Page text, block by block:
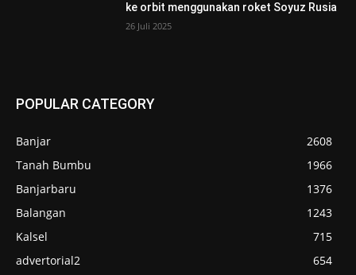
ke orbit menggunakan roket Soyuz Rusia
26 Juli 2025
POPULAR CATEGORY
Banjar
2608
Tanah Bumbu
1966
Banjarbaru
1376
Balangan
1243
Kalsel
715
advertorial2
654